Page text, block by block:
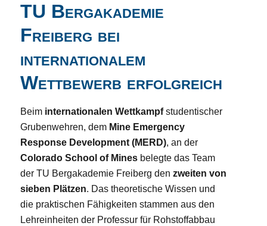
TU Bergakademie
Freiberg bei
internationalem
Wettbewerb erfolgreich
Beim internationalen Wettkampfstudentischer
Grubenwehren, dem Mine Emergency
Response Development (MERD), an der
Colorado School of Mines belegte das Team
der TU Bergakademie Freiberg denzweiten von
sieben Plätzen. Das theoretische Wissen und
die praktischen Fähigkeiten stammen aus den
Lehreinheiten der Professur für Rohstoffabbau